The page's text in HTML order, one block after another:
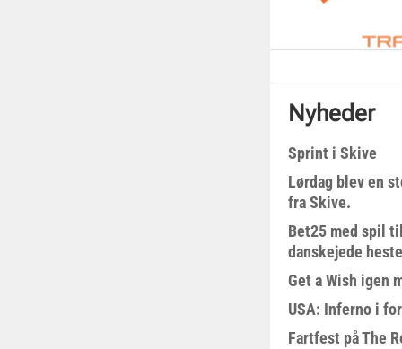
Nyheder
Sprint i Skive
Lørdag blev en
fra Skive.
Bet25 med spil
danskejede
Get a Wish igen
USA: Inferno i
Fartfest på The